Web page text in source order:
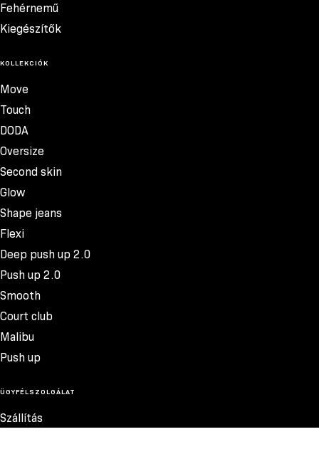
Fehérnemű
Kiegészítők
KOLLEKCIÓK
Move
Touch
DODA
Oversize
Second skin
Glow
Shape jeans
Flexi
Deep push up 2.0
Push up 2.0
Smooth
Court club
Malibu
Push up
ÜGYFÉLSZOLGÁLAT
Szállítás